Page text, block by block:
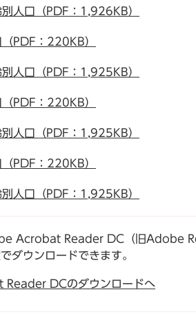
人口（PDF：1,926KB）
PDF：220KB）
人口（PDF：1,925KB）
PDF：220KB）
人口（PDF：1,925KB）
PDF：220KB）
人口（PDF：1,925KB）
Acrobat Reader DC（旧Adobe
ダウンロードできます。
DCのダウンロードへ